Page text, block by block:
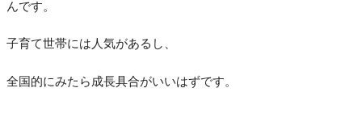
んです。
子育て世帯には人気があるし、
全国的にみたら成長具合がいいはずです。